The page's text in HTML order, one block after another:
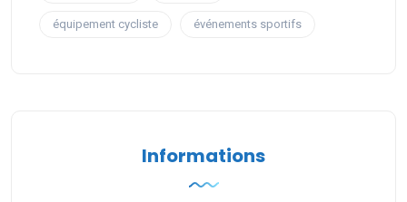
équipement cycliste événements sportifs
Informations